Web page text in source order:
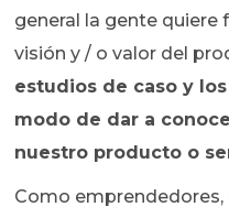
general la gente quiere
visión y / o valor del
estudios de caso y
modo de dar a
nuestro producto o
Como